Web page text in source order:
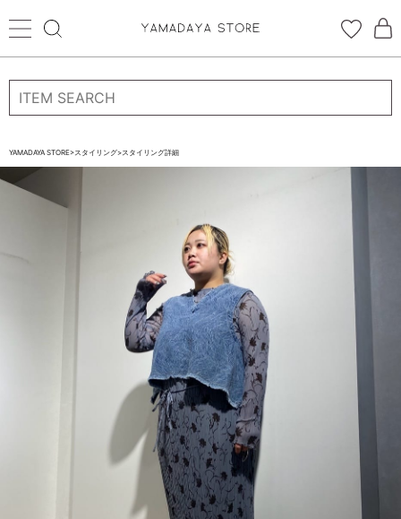
ログイン 新規会員登録
お気に入り
STORE BRAND・LABELから探す
YAMADAYA STORE>スタイリング>スタイリング詳細